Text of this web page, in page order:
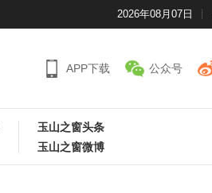
2026年08月07日
APP下载 公众号
玉山之窗头条
玉山之窗微博